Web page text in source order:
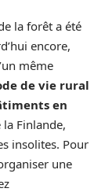
la forêt a été
encore,
même
de vie rural
en
Finlande,
insolites. Pour
une